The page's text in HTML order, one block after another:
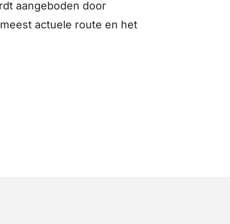
aangeboden door
actuele route en het